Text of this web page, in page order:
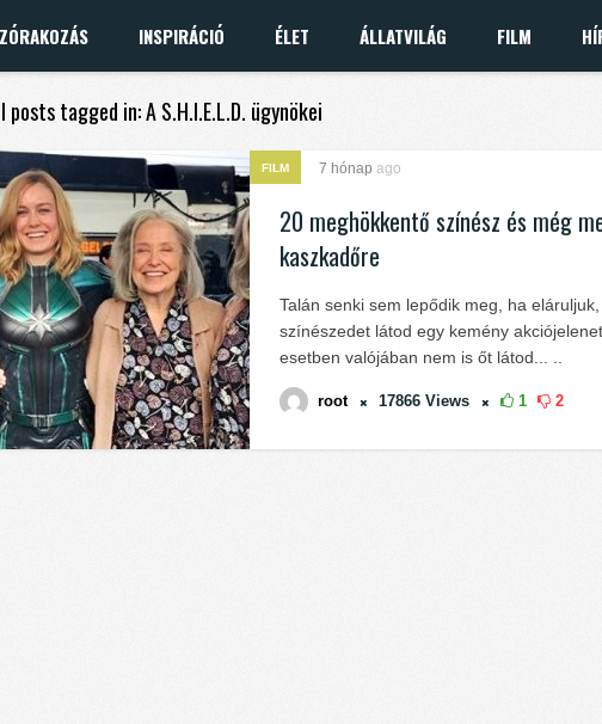
INSPIRÁCIÓ ÉLET ÁLLATVILÁG FILM
posts tagged in: A S.H.I.E.L.D. ügynökei
FILM 7 hónap ago
20 meghökkentő színész és még
kaszkadőre
Talán senki sem lepődik meg, ha
színészedet látod egy kemény
esetben valójában nem is őt látod... ..
root 17866 Views 1 2